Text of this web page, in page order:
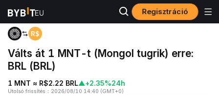
Regisztráció
Kezdőlap MNT to BRL
Válts át 1 MNT-t (Mongol tugrik) erre:
BRL (BRL)
1 MNT ≈ R$2.22 BRL▲+2.35%24h
Utolsó frissítés ： 2026/08/10 14:40 (GMT+0)